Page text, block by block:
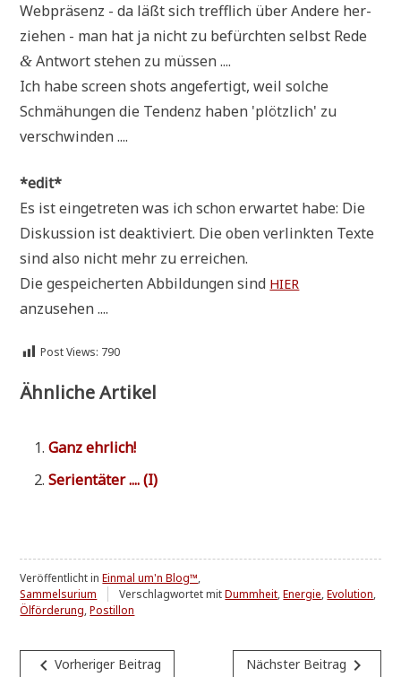
Web­prä­senz - da läßt sich treff­lich über Ande­re her­
zie­hen - man hat ja nicht zu befürch­ten selbst Rede
& Ant­wort ste­hen zu müssen ....
Ich habe screen shots ange­fer­tigt, weil sol­che
Schmä­hun­gen die Ten­denz haben 'plötz­lich' zu
verschwinden ....
*edit*
Es ist ein­ge­tre­ten was ich schon erwar­tet habe: Die
Dis­kus­si­on ist deak­ti­viert. Die oben ver­link­ten Tex­te
sind also nicht mehr zu erreichen.
Die gespei­cher­ten Abbil­dun­gen sind HIER
anzusehen ....
Post Views: 790
Ähnliche Artikel
Ganz ehr­lich!
Seri­en­tä­ter .... (I)
Veröffentlicht inEinmal um'n Blog™,
Sammelsurium
Verschlagwortet mitDummheit,Energie,Evolution,
Ölförderung,Postillon
Beitragsnavigation
navigate_beforeVorheriger Beitrag Nächster Beitrag navigate_next